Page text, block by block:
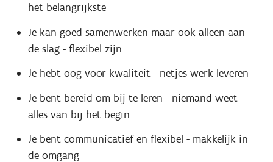
het belangrijkste
Je kan goed samenwerken maar ook alleen aan
de slag - flexibel zijn
Je hebt oog voor kwaliteit - netjes werk leveren
Je bent bereid om bij te leren - niemand weet
alles van bij het begin
Je bent communicatief en flexibel - makkelijk in
de omgang